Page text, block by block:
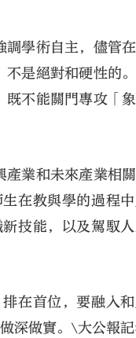
學術自主，儘管
是絕對和硬性的
不能關門專攻「
業和未來產業相
在教與學的過程
技能，以及駕馭
在首位，要融入
深做實。\大公報